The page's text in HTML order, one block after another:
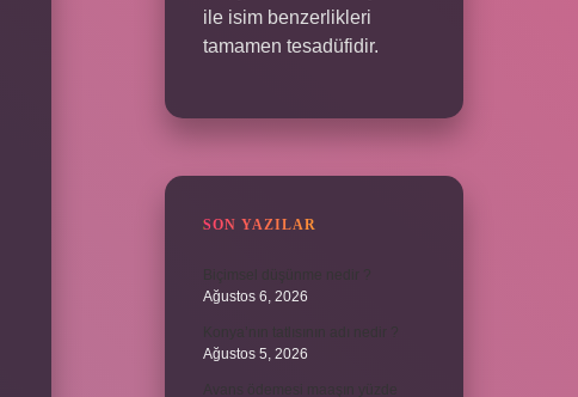
ile isim benzerlikleri
tamamen tesadüfidir.
SON YAZILAR
Ağustos 6, 2026
Ağustos 5, 2026